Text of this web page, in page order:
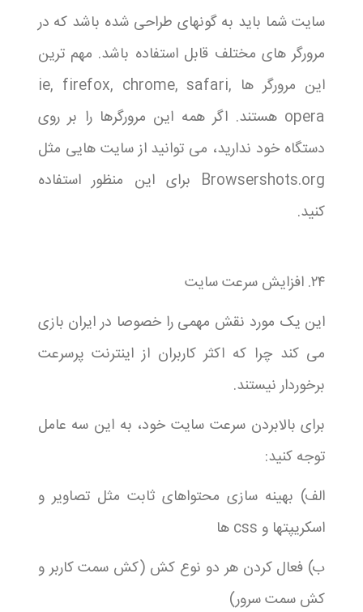
سایت شما باید به گونهای طراحی شده باشد که در
مرورگر های مختلف قابل استفاده باشد. مهم ترین
این مرورگر ها ie, firefox, chrome, safari,
opera هستند. اگر همه این مرورگرها را بر روی
دستگاه خود ندارید، می توانید از سایت هایی مثل
Browsershots.org برای این منظور استفاده
کنید.
۲۴. افزایش سرعت سایت
این یک مورد نقش مهمی را خصوصا در ایران بازی
می کند چرا که اکثر کاربران از اینترنت پرسرعت
برخوردار نیستند.
برای بالابردن سرعت سایت خود، به این سه عامل
توجه کنید:
الف) بهینه سازی محتواهای ثابت مثل تصاویر و
اسکریپتها و css ها
ب) فعال کردن هر دو نوع کش (کش سمت کاربر و
کش سمت سرور)